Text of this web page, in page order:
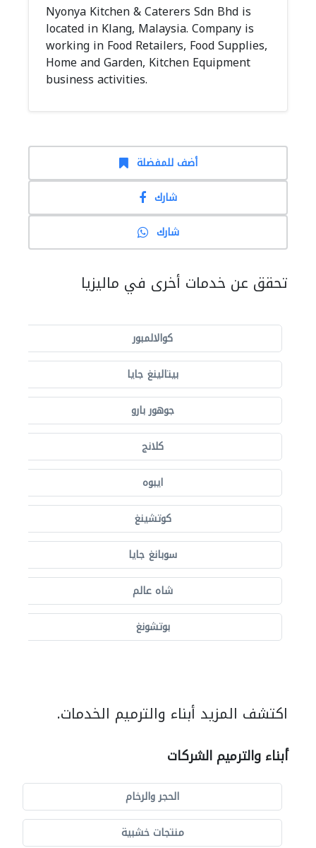
Nyonya Kitchen & Caterers Sdn Bhd is
located in Klang, Malaysia. Company is
working in Food Retailers, Food Supplies,
Home and Garden, Kitchen Equipment
business activities.
أضف للمفضلة
شارك
شارك
تحقق عن خدمات أخرى في ماليزيا
كوالالمبور
بيتالينغ جايا
جوهور بارو
كلانج
ايبوه
كوتشينغ
سوبانغ جايا
شاه عالم
بوتشونغ
اكتشف المزيد أبناء والترميم الخدمات.
أبناء والترميم الشركات
الحجر والرخام
منتجات خشبية